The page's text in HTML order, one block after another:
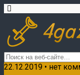
22.12.2019 • нет